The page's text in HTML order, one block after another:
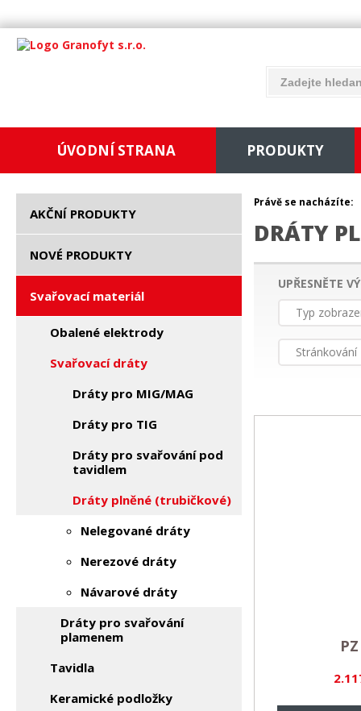
ÚVODNÍ STRANA PRODUKTY
AKČNÍ PRODUKTY
NOVÉ PRODUKTY
Svařovací materiál
Obalené elektrody
Svařovací dráty
Dráty pro MIG/MAG
Dráty pro TIG
Dráty pro svařování pod
tavidlem
Dráty plněné (trubičkové)
Nelegované dráty
Nerezové dráty
Návarové dráty
Dráty pro svařování
plamenem
Tavidla
Keramické podložky
Právě se nacházíte:
DRÁTY
UPŘESNĚTE
Typ
Stránkování